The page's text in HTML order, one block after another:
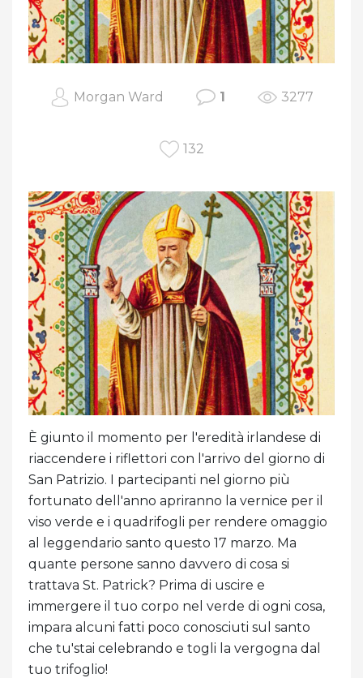
Morgan Ward 1 3277
132
È giunto il momento per l'eredità irlandese di
riaccendere i riflettori con l'arrivo del giorno di
San Patrizio. I partecipanti nel giorno più
fortunato dell'anno apriranno la vernice per il
viso verde e i quadrifogli per rendere omaggio
al leggendario santo questo 17 marzo. Ma
quante persone sanno davvero di cosa si
trattava St. Patrick? Prima di uscire e
immergere il tuo corpo nel verde di ogni cosa,
impara alcuni fatti poco conosciuti sul santo
che tu'stai celebrando e togli la vergogna dal
tuo trifoglio!